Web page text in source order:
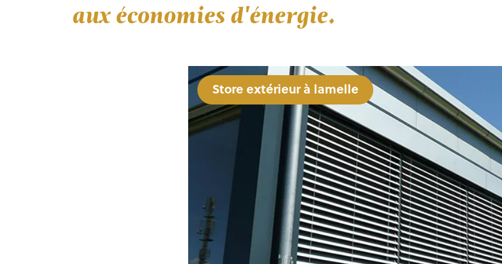
aux économies d'énergie.
Volets roulants empilables
Store extérieur à lamelle